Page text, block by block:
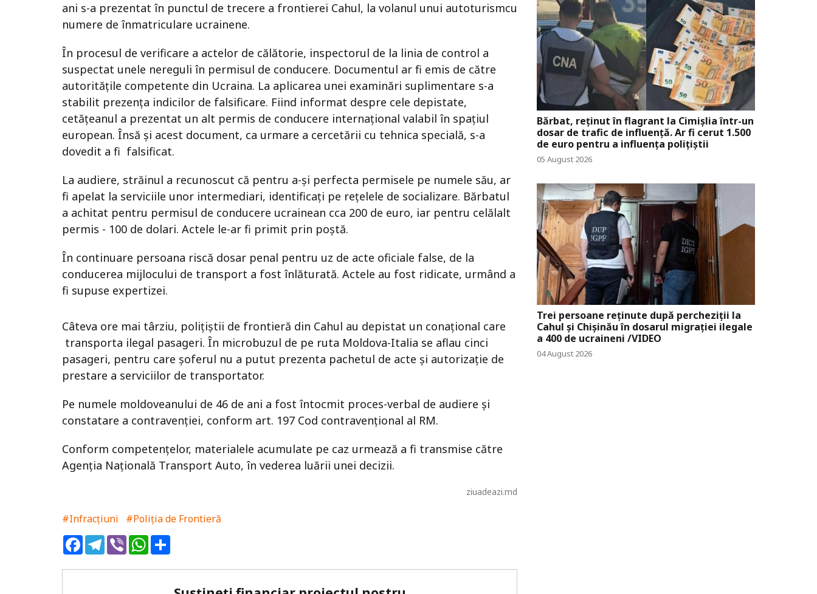
ani s-a prezentat în punctul de trecere a frontierei Cahul, la volanul unui autoturismcu
numere de înmatriculare ucrainene.
În procesul de verificare a actelor de călătorie, inspectorul de la linia de control a
suspectat unele nereguli în permisul de conducere. Documentul ar fi emis de către
autoritățile competente din Ucraina. La aplicarea unei examinări suplimentare s-a
stabilit prezența indicilor de falsificare. Fiind informat despre cele depistate,
cetățeanul a prezentat un alt permis de conducere internațional valabil în spațiul
european. Însă și acest document, ca urmare a cercetării cu tehnica specială, s-a
dovedit a fi falsificat.
La audiere, străinul a recunoscut că pentru a-și perfecta permisele pe numele său, ar
fi apelat la serviciile unor intermediari, identificați pe rețelele de socializare. Bărbatul
a achitat pentru permisul de conducere ucrainean cca 200 de euro, iar pentru celălalt
permis - 100 de dolari. Actele le-ar fi primit prin poștă.
În continuare persoana riscă dosar penal pentru uz de acte oficiale false, de la
conducerea mijlocului de transport a fost înlăturată. Actele au fost ridicate, urmând a
fi supuse expertizei.
Câteva ore mai târziu, polițiștii de frontieră din Cahul au depistat un conațional care
transporta ilegal pasageri. În microbuzul de pe ruta Moldova-Italia se aflau cinci
pasageri, pentru care șoferul nu a putut prezenta pachetul de acte și autorizație de
prestare a serviciilor de transportator.
Pe numele moldoveanului de 46 de ani a fost întocmit proces-verbal de audiere și
constatare a contravenției, conform art. 197 Cod contravențional al RM.
Conform competențelor, materialele acumulate pe caz urmează a fi transmise către
Agenția Națională Transport Auto, în vederea luării unei decizii.
ziuadeazi.md
#Infracțiuni
#Poliția de Frontieră
FacebookTelegram
ViberWhatsApp
Bărbat, reținut în flagrant la Cimișlia într-un
dosar de trafic de influență. Ar fi cerut 1.500
de euro pentru a influența polițiștii
05 August 2026
Trei persoane reținute după percheziții la
Cahul și Chișinău în dosarul migrației ilegale
a 400 de ucraineni /VIDEO
04 August 2026